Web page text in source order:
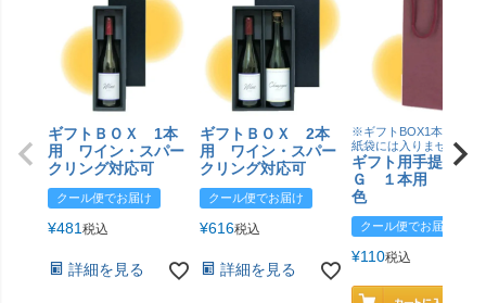
ギフトＢＯＸ 1本
用 ワイン・スパー
クリング対応可
クール便でお届け
¥481税込
詳細を見る
ギフトＢＯＸ 2本
用 ワイン・スパー
クリング対応可
クール便でお届け
¥616税込
詳細を見る
※ギフトBOX1本用はこ
紙袋には入りません
ギフト用手提げＢ
Ｇ １本用 エン
色
クール便でお届け
¥110税込